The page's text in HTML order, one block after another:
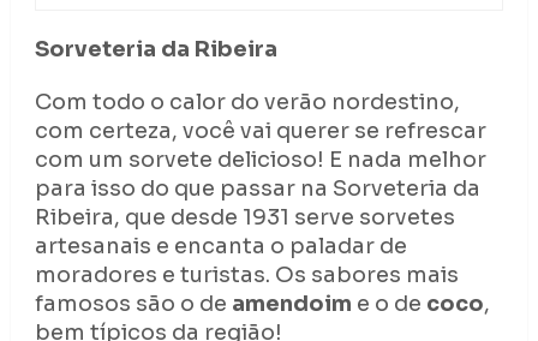
Sorveteria da Ribeira
Com todo o calor do verão nordestino,
com certeza, você vai querer se refrescar
com um sorvete delicioso! E nada melhor
para isso do que passar na Sorveteria da
Ribeira, que desde 1931 serve sorvetes
artesanais e encanta o paladar de
moradores e turistas. Os sabores mais
famosos são o de amendoim e o de coco,
bem típicos da região!